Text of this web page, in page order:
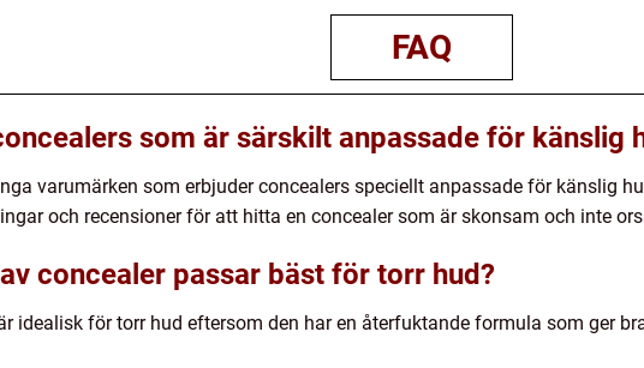
FAQ
som är särskilt anpassade för känslig
varumärken som erbjuder concealers speciellt anpassade för känslig
och recensioner för att hitta en concealer som är skonsam och inte
concealer passar bäst för torr hud?
idealisk för torr hud eftersom den har en återfuktande formula som ger